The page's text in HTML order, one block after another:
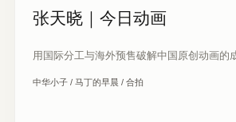
张天晓｜今日动画
用国际分工与海外预售破解中国原创动画的
中华小子 / 马丁的早晨 / 合拍